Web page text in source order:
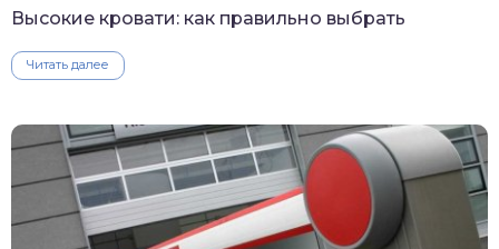
Высокие кровати: как правильно выбрать
Читать далее